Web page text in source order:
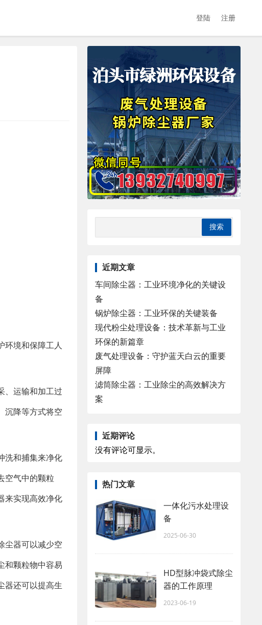
登陆 注册
环境和保障工人
、运输和加工过
沉降等方式将空
洗和捕集来净化
空气中的颗粒
来实现高效净化
尘器可以减少空
和颗粒物中容易
器还可以提高生
近期文章
车间除尘器：工业环境净化的关键设
备
锅炉除尘器：工业环保的关键装备
现代粉尘处理设备：技术革新与工业
环保的新篇章
废气处理设备：守护蓝天白云的重要
屏障
滤筒除尘器：工业除尘的高效解决方
案
近期评论
没有评论可显示。
热门文章
一体化污水处理设
备
2025-06-30
HD型脉冲袋式除尘
器的工作原理
2023-06-19